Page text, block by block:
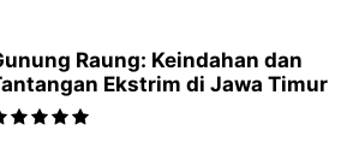
Raung: Keindahan dan
Ekstrim di Jawa Timur